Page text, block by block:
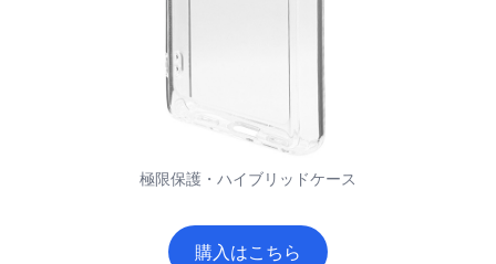
極限保護・ハイブリッドケース
購入はこちら